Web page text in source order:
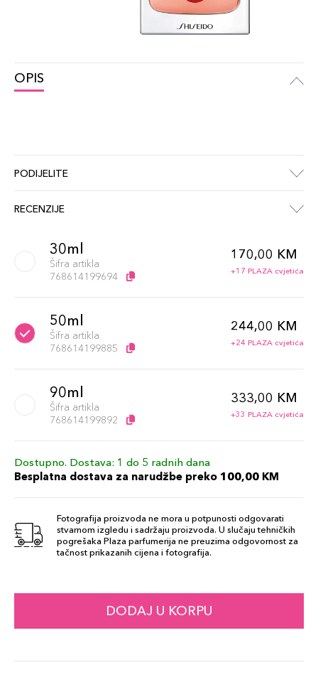
OPIS
PODIJELITE
RECENZIJE
30ml
Šifra artikla
768614199694
170,00 KM
+17 PLAZA cvjetića
50ml
Šifra artikla
768614199885
244,00 KM
+24 PLAZA cvjetića
90ml
Šifra artikla
768614199892
333,00 KM
+33 PLAZA cvjetića
Dostupno. Dostava: 1 do 5 radnih dana
Besplatna dostava za narudžbe preko 100,00 KM
Fotografija proizvoda ne mora u potpunosti odgovarati
stvarnom izgledu i sadržaju proizvoda. U slučaju tehničkih
pogrešaka Plaza parfumerija ne preuzima odgovornost za
tačnost prikazanih cijena i fotografija.
DODAJ U KORPU